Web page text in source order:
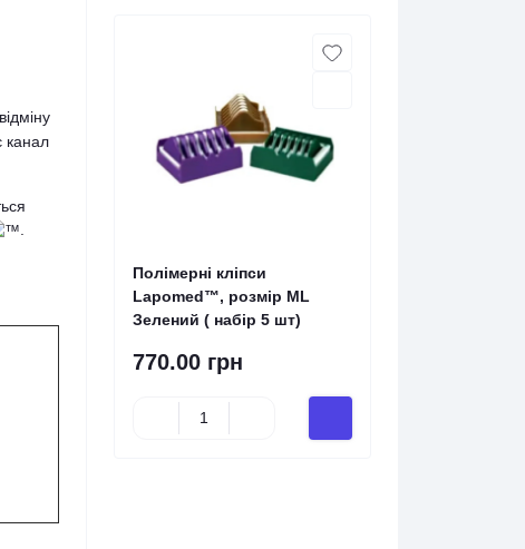
канал
Полімерні кліпси
Lapomed™, розмір ML
Зелений ( набір 5 шт)
770.00 грн